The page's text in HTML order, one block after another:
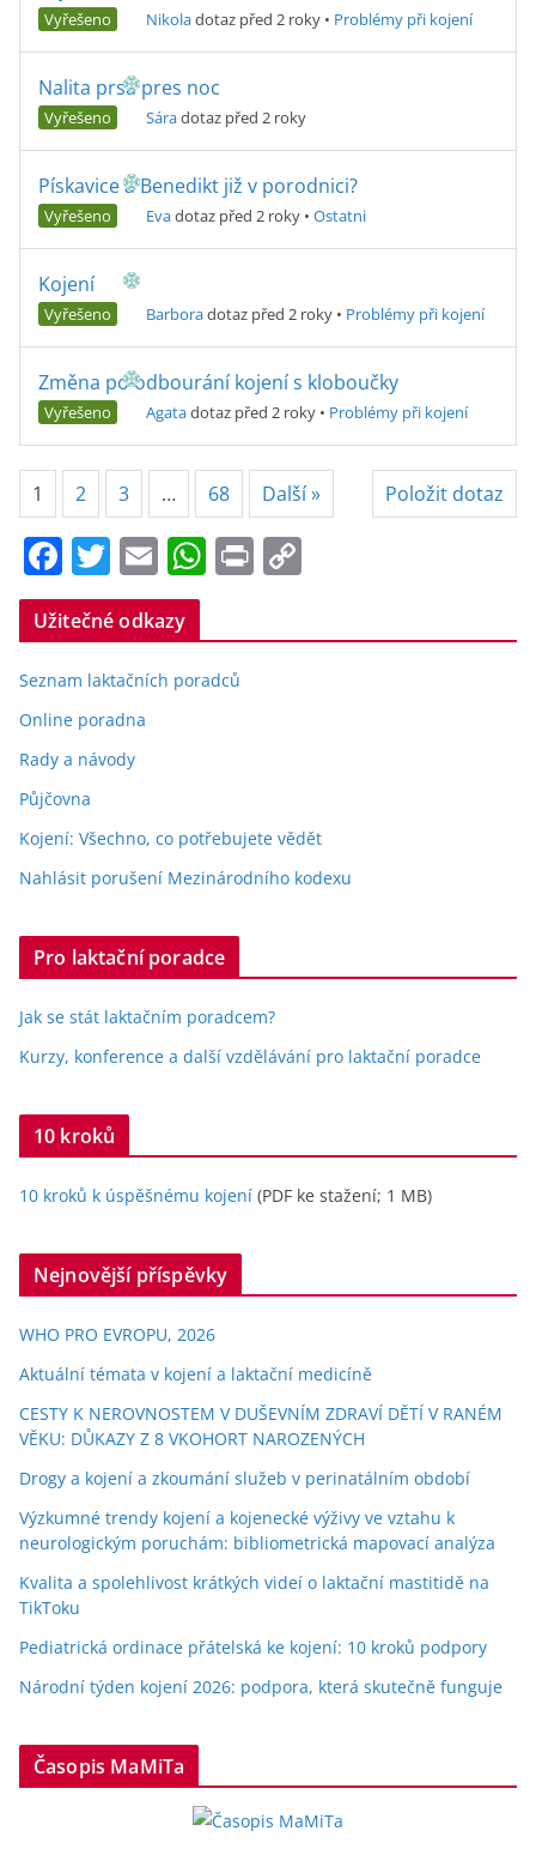
Vyřešeno Nikoladotaz před 2 roky • Problémy při kojení
Nalita prsa pres noc
Vyřešeno Sáradotaz před 2 roky
Pískavice a Benedikt již v porodnici?
Vyřešeno Evadotaz před 2 roky • Ostatni
Kojení
Vyřešeno Barboradotaz před 2 roky • Problémy při kojení
Změna po odbourání kojení s kloboučky
Vyřešeno Agatadotaz před 2 roky • Problémy při kojení
1 2 3 … 68 Další » Položit dotaz
F
a
c
e
b
o
o
k
T
w
itt
er
E
m
ai
l
W
at
s
Pr
t p
Užitečné odkazy
Seznam laktačních poradců
Online poradna
Rady a návody
Půjčovna
Kojení: Všechno, co potřebujete vědět
Nahlásit porušení Mezinárodního kodexu
Pro laktační poradce
Jak se stát laktačním poradcem?
Kurzy, konference a další vzdělávání pro laktační poradce
10 kroků
10 kroků k úspěšnému kojení (PDF ke stažení; 1 MB)
Nejnovější příspěvky
WHO PRO EVROPU, 2026
Aktuální témata v kojení a laktační medicíně
CESTY K NEROVNOSTEM V DUŠEVNÍM ZDRAVÍ DĚTÍ V RANÉM
VĚKU: DŮKAZY Z 8 VKOHORT NAROZENÝCH
Drogy a kojení a zkoumání služeb v perinatálním období
Výzkumné trendy kojení a kojenecké výživy ve vztahu k
neurologickým poruchám: bibliometrická mapovací analýza
Kvalita a spolehlivost krátkých videí o laktační mastitidě na
TikToku
Pediatrická ordinace přátelská ke kojení: 10 kroků podpory
Národní týden kojení 2026: podpora, která skutečně funguje
Časopis MaMiTa